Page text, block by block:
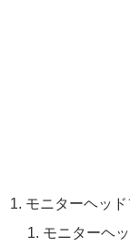
モニターヘッ
モニターヘ